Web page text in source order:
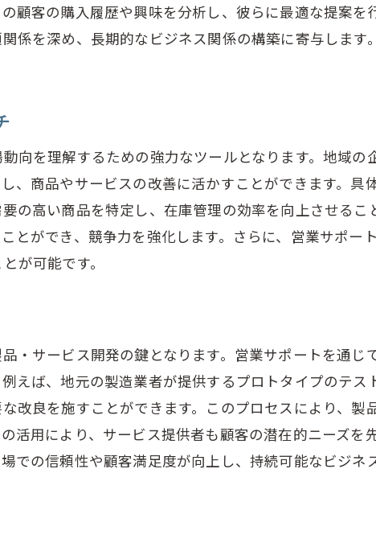
顧客の購入履歴や興味を分析し、彼らに最適な提案を
係を深め、長期的なビジネス関係の構築に寄与します
向を理解するための強力なツールとなります。地域の
、商品やサービスの改善に活かすことができます。具
の高い商品を特定し、在庫管理の効率を向上させるこ
とができ、競争力を強化します。さらに、営業サポー
が可能です。
サービス開発の鍵となります。営業サポートを通じ
えば、地元の製造業者が提供するプロトタイプのテス
改良を施すことができます。このプロセスにより、製
活用により、サービス提供者も顧客の潜在的ニーズを
での信頼性や顧客満足度が向上し、持続可能なビジネ